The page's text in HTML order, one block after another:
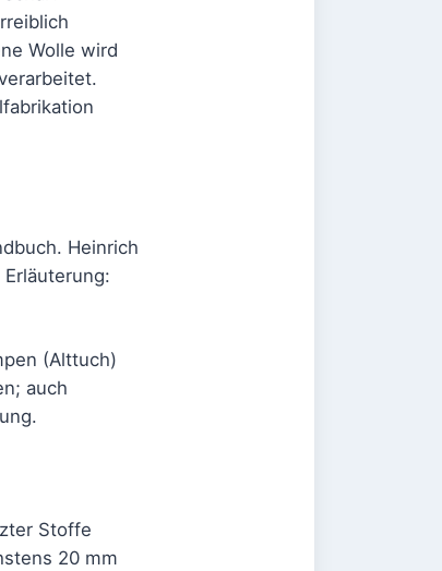
Wolle wird
Heinrich
(Alttuch)
auch
Stoffe
20 mm